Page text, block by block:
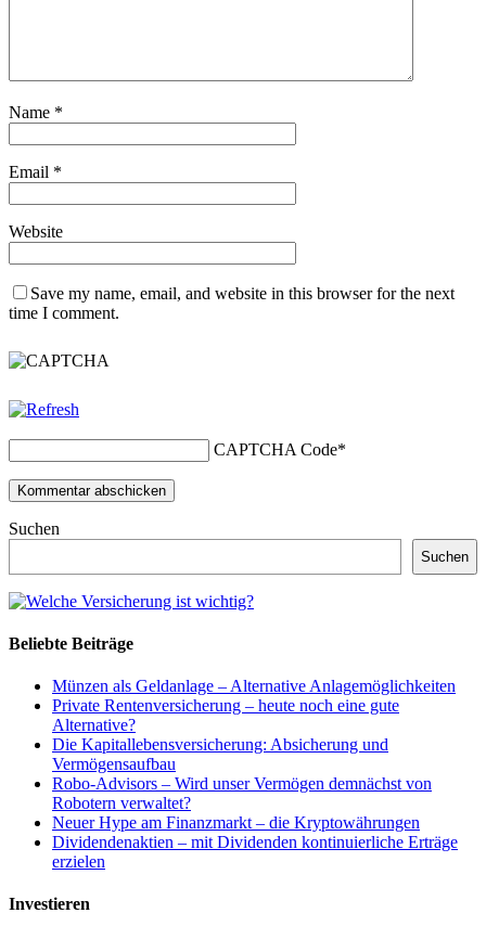
Name *
Email *
Website
Save my name, email, and website in this browser for the next
time I comment.
CAPTCHA Code*
Suchen
Suchen
Beliebte Beiträge
Münzen als Geldanlage – Alternative Anlagemöglichkeiten
Private Rentenversicherung – heute noch eine gute
Alternative?
Die Kapitallebensversicherung: Absicherung und
Vermögensaufbau
Robo-Advisors – Wird unser Vermögen demnächst von
Robotern verwaltet?
Neuer Hype am Finanzmarkt – die Kryptowährungen
Dividendenaktien – mit Dividenden kontinuierliche Erträge
erzielen
Investieren